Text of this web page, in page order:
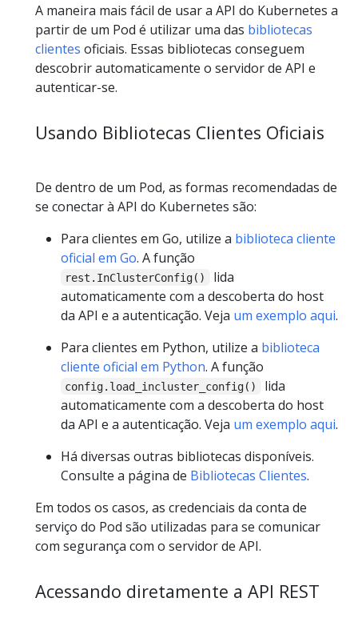
A maneira mais fácil de usar a API do Kubernetes a
partir de um Pod é utilizar uma das bibliotecas
clientes oficiais. Essas bibliotecas conseguem
descobrir automaticamente o servidor de API e
autenticar-se.
Usando Bibliotecas Clientes Oficiais
De dentro de um Pod, as formas recomendadas de
se conectar à API do Kubernetes são:
Para clientes em Go, utilize a biblioteca cliente
oficial em Go. A função
rest.InClusterConfig()
lida
automaticamente com a descoberta do host
da API e a autenticação. Veja um exemplo aqui.
Para clientes em Python, utilize a biblioteca
cliente oficial em Python. A função
config.load_incluster_config()
lida
automaticamente com a descoberta do host
da API e a autenticação. Veja um exemplo aqui.
Há diversas outras bibliotecas disponíveis.
Consulte a página de Bibliotecas Clientes.
Em todos os casos, as credenciais da conta de
serviço do Pod são utilizadas para se comunicar
com segurança com o servidor de API.
Acessando diretamente a API REST